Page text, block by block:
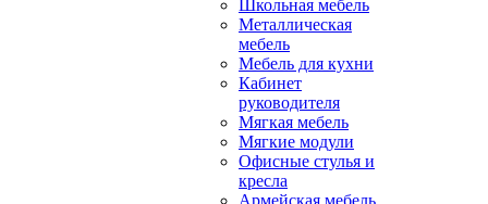
Школьная мебель
Металлическая
мебель
Мебель для кухни
Кабинет
руководителя
Мягкая мебель
Мягкие модули
Офисные стулья и
кресла
Армейская мебель